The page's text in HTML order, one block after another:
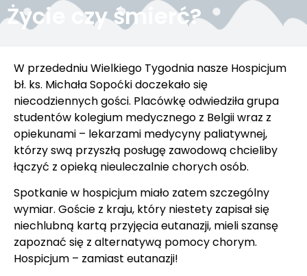
Życie czy śmierć?
W przededniu Wielkiego Tygodnia nasze Hospicjum
bł. ks. Michała Sopoćki doczekało się
niecodziennych gości. Placówkę odwiedziła grupa
studentów kolegium medycznego z Belgii wraz z
opiekunami – lekarzami medycyny paliatywnej,
którzy swą przyszłą posługę zawodową chcieliby
łączyć z opieką nieuleczalnie chorych osób.
Spotkanie w hospicjum miało zatem szczególny
wymiar. Goście z kraju, który niestety zapisał się
niechlubną kartą przyjęcia eutanazji, mieli szansę
zapoznać się z alternatywą pomocy chorym.
Hospicjum – zamiast eutanazji!